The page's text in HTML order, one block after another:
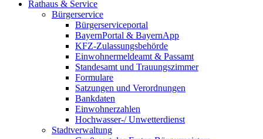
Rathaus & Service
Bürgerservice
Bürgerserviceportal
BayernPortal & BayernApp
KFZ-Zulassungsbehörde
Einwohnermeldeamt & Passamt
Standesamt und Trauungszimmer
Formulare
Satzungen und Verordnungen
Bankdaten
Einwohnerzahlen
Hochwasser-/ Unwetterdienst
Stadtverwaltung